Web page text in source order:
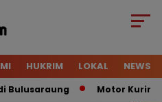
HUKRIM LOKAL NEWS
Motor Kurir Raib